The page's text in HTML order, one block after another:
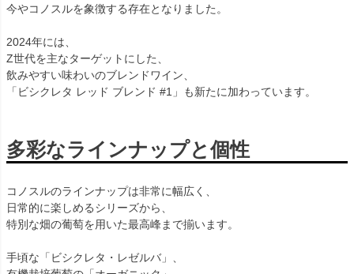
今やコノスルを象徴する存在となりました。
2024年には、
Z世代を主なターゲットにした、
飲みやすい味わいのブレンドワイン、
「ビシクレタ レッド ブレンド #1」も新たに加わっています。
多彩なラインナップと個性
コノスルのラインナップは非常に幅広く、
日常的に楽しめるシリーズから、
特別な畑の葡萄を用いた最高峰まで揃います。
手頃な「ビシクレタ・レゼルバ」、